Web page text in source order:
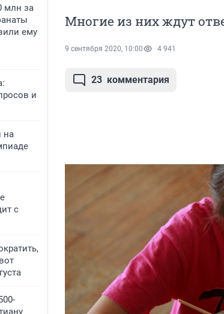
млн за
ему
и
на
с
Многие из них ждут
9 сентября 2020, 10:00 4 941
23 комментария